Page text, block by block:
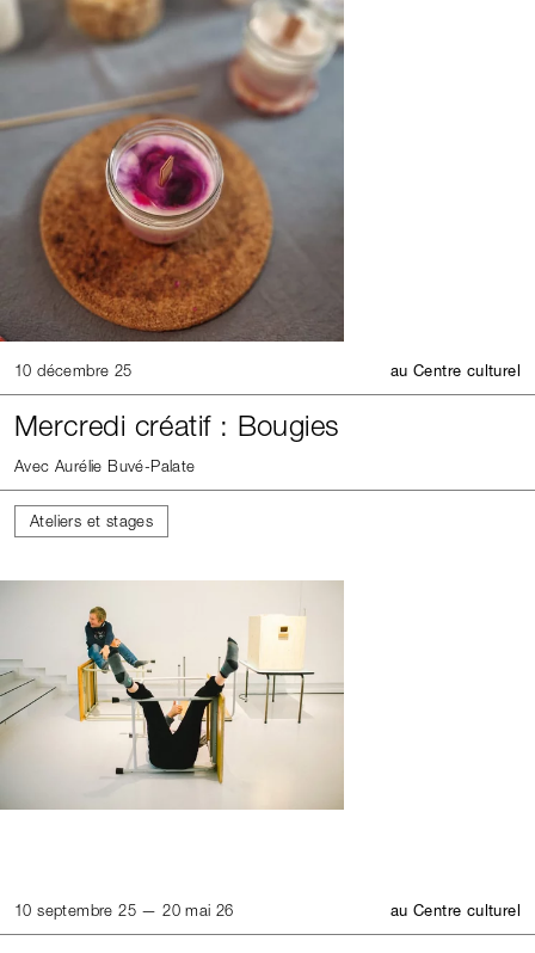
10 décembre 25 au Centre culturel
Mercredi créatif : Bougies
Avec Aurélie Buvé-Palate
Ateliers et stages
10 septembre 25 — 20 mai 26 au Centre culturel